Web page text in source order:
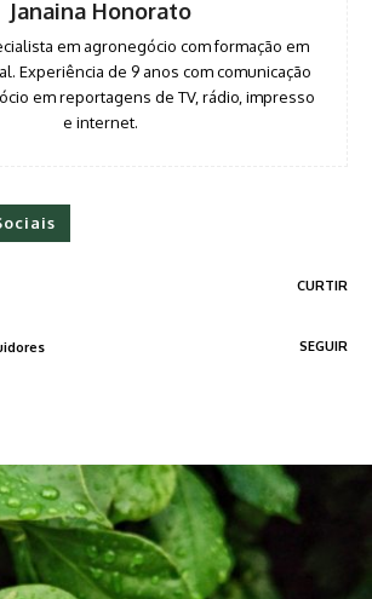
Janaina Honorato
em agronegócio com formação em
Experiência de 9 anos com comunicação
em reportagens de TV, rádio, impresso
e internet.
CURTIR
SEGUIR